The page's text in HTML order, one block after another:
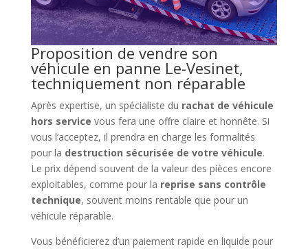
Proposition de vendre son
véhicule en panne Le-Vesinet,
techniquement non réparable
Après expertise, un spécialiste du rachat de véhicule
hors service vous fera une offre claire et honnête. Si
vous l’acceptez, il prendra en charge les formalités
pour la destruction sécurisée de votre véhicule.
Le prix dépend souvent de la valeur des pièces encore
exploitables, comme pour la reprise sans contrôle
technique, souvent moins rentable que pour un
véhicule réparable.
Vous bénéficierez d’un paiement rapide en liquide pour